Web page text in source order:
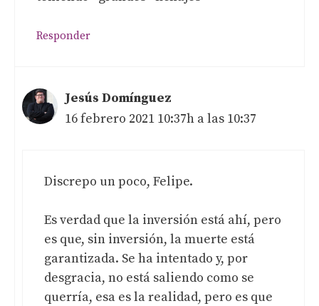
Responder
Jesús Domínguez
16 febrero 2021 10:37h a las 10:37
Discrepo un poco, Felipe.
Es verdad que la inversión está ahí, pero
es que, sin inversión, la muerte está
garantizada. Se ha intentado y, por
desgracia, no está saliendo como se
querría, esa es la realidad, pero es que